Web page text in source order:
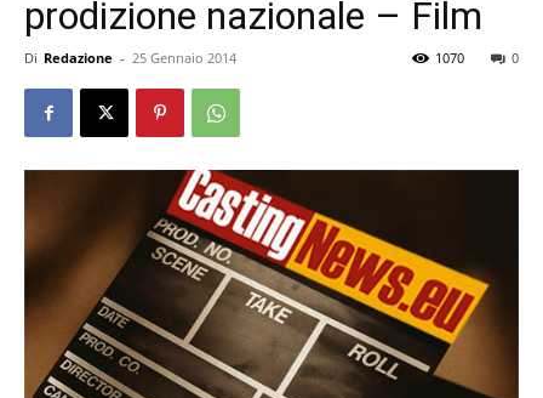
prodizione nazionale – Film
Di Redazione - 25 Gennaio 2014 0
1070